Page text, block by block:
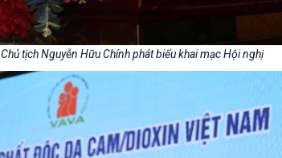
Chủ tịch Nguyễn Hữu Chính phát biểu khai mạc Hội nghị